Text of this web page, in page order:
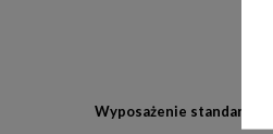
Wyposażenie